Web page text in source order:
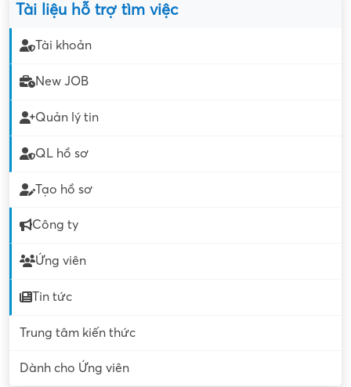
Tài liệu hỗ trợ tìm việc
Tài khoản
New JOB
Quản lý tin
QL hồ sơ
Tạo hồ sơ
Công ty
Ứng viên
Tin tức
Trung tâm kiến thức
Dành cho Ứng viên